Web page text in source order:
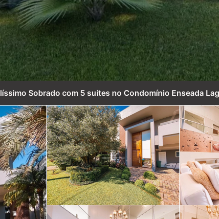
Sobrado com 5 suites no Condomínio Enseada